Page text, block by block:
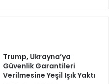
Trump, Ukrayna’ya
Güvenlik Garantileri
Verilmesine Yeşil Işık Yaktı